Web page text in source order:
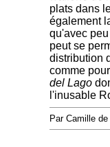
plats dans
également
qu'avec
peut se
distribution
comme
del Lago
l'inusable
Par Camille